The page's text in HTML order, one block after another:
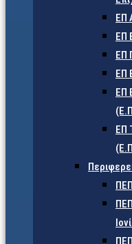
ΕΠ
ΕΠ
ΕΠ
ΕΠ
ΕΠ
ΕΠ